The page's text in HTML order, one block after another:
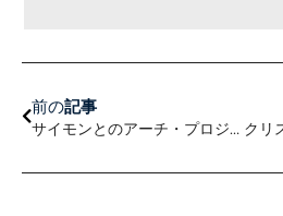
前の記事
サイモンとのアーチ・プロジェクトのモックアップ